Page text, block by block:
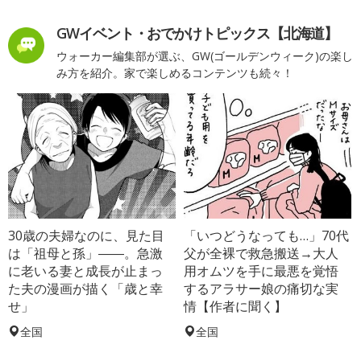
GWイベント・おでかけトピックス【北海道】
ウォーカー編集部が選ぶ、GW(ゴールデンウィーク)の楽し
み方を紹介。家で楽しめるコンテンツも続々！
30歳の夫婦なのに、見た目
は「祖母と孫」――。急激
に老いる妻と成長が止まっ
た夫の漫画が描く「歳と幸
せ」
全国
「いつどうなっても…」70代
父が全裸で救急搬送→大人
用オムツを手に最悪を覚悟
するアラサー娘の痛切な実
情【作者に聞く】
全国